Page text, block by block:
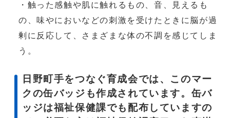
・触った感触や肌に触れるもの、音、見えるも
の、味やにおいなどの刺激を受けたときに脳が過
剰に反応して、さまざまな体の不調を感じてしま
う。
日野町手をつなぐ育成会では、このマー
クの缶バッジも作成されています。缶バ
ッジは福祉保健課でも配布していますの